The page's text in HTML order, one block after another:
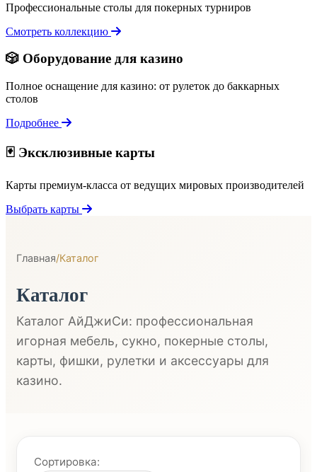
Профессиональные столы для покерных турниров
Смотреть коллекцию
🎲 Оборудование для казино
Полное оснащение для казино: от рулеток до баккарных
столов
Подробнее
🃏 Эксклюзивные карты
Карты премиум-класса от ведущих мировых производителей
Выбрать карты
Главная/Каталог
Каталог
Каталог АйДжиСи: профессиональная
игорная мебель, сукно, покерные столы,
карты, фишки, рулетки и аксессуары для
казино.
Сортировка: